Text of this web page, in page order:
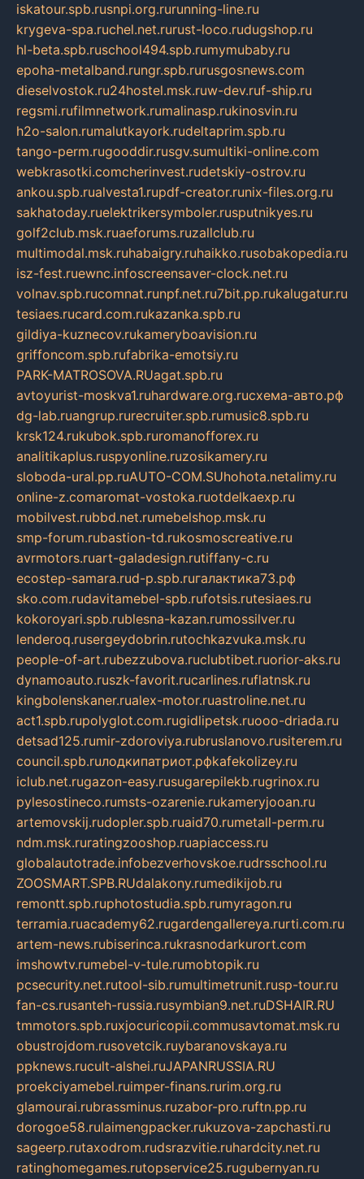
iskatour.spb.rusnpi.org.rurunning-line.ru
krygeva-spa.ruchel.net.rurust-loco.rudugshop.ru
hl-beta.spb.ruschool494.spb.rumymubaby.ru
epoha-metalband.rungr.spb.rurusgosnews.com
dieselvostok.ru24hostel.msk.ruw-dev.ruf-ship.ru
regsmi.rufilmnetwork.rumalinasp.rukinosvin.ru
h2o-salon.rumalutkayork.rudeltaprim.spb.ru
tango-perm.rugooddir.rusgv.sumultiki-online.com
webkrasotki.comcherinvest.rudetskiy-ostrov.ru
ankou.spb.rualvesta1.rupdf-creator.runix-files.org.ru
sakhatoday.ruelektrikersymboler.rusputnikyes.ru
golf2club.msk.ruaeforums.ruzallclub.ru
multimodal.msk.ruhabaigry.ruhaikko.rusobakopedia.ru
isz-fest.ruewnc.infoscreensaver-clock.net.ru
volnav.spb.rucomnat.runpf.net.ru7bit.pp.rukalugatur.ru
tesiaes.rucard.com.rukazanka.spb.ru
gildiya-kuznecov.rukameryboavision.ru
griffoncom.spb.rufabrika-emotsiy.ru
PARK-MATROSOVA.RUagat.spb.ru
avtoyurist-moskva1.ruhardware.org.ruсхема-авто.рф
dg-lab.ruangrup.rurecruiter.spb.rumusic8.spb.ru
krsk124.rukubok.spb.ruromanofforex.ru
analitikaplus.ruspyonline.ruzosikamery.ru
sloboda-ural.pp.ruAUTO-COM.SUhohota.netalimy.ru
online-z.comaromat-vostoka.ruotdelkaexp.ru
mobilvest.rubbd.net.rumebelshop.msk.ru
smp-forum.rubastion-td.rukosmoscreative.ru
avrmotors.ruart-galadesign.rutiffany-c.ru
ecostep-samara.rud-p.spb.ruгалактика73.рф
sko.com.rudavitamebel-spb.rufotsis.rutesiaes.ru
kokoroyari.spb.rublesna-kazan.rumossilver.ru
lenderoq.rusergeydobrin.rutochkazvuka.msk.ru
people-of-art.rubezzubova.ruclubtibet.ruorior-aks.ru
dynamoauto.ruszk-favorit.rucarlines.ruflatnsk.ru
kingbolenskaner.rualex-motor.ruastroline.net.ru
act1.spb.rupolyglot.com.rugidlipetsk.ruooo-driada.ru
detsad125.rumir-zdoroviya.rubruslanovo.rusiterem.ru
council.spb.ruлодкипатриот.рфkafekolizey.ru
iclub.net.rugazon-easy.rusugarepilekb.rugrinox.ru
pylesostineco.rumsts-ozarenie.rukameryjooan.ru
artemovskij.rudopler.spb.ruaid70.rumetall-perm.ru
ndm.msk.ruratingzooshop.ruapiaccess.ru
globalautotrade.infobezverhovskoe.rudrsschool.ru
ZOOSMART.SPB.RUdalakony.rumedikijob.ru
remontt.spb.ruphotostudia.spb.rumyragon.ru
terramia.ruacademy62.rugardengallereya.rurti.com.ru
artem-news.rubiserinca.rukrasnodarkurort.com
imshowtv.rumebel-v-tule.rumobtopik.ru
pcsecurity.net.rutool-sib.rumultimetrunit.rusp-tour.ru
fan-cs.rusanteh-russia.rusymbian9.net.ruDSHAIR.RU
tmmotors.spb.ruxjocuricopii.commusavtomat.msk.ru
obustrojdom.rusovetcik.ruybaranovskaya.ru
ppknews.rucult-alshei.ruJAPANRUSSIA.RU
proekciyamebel.ruimper-finans.rurim.org.ru
glamourai.rubrassminus.ruzabor-pro.ruftn.pp.ru
dorogoe58.rulaimengpacker.rukuzova-zapchasti.ru
sageerp.rutaxodrom.rudsrazvitie.ruhardcity.net.ru
ratinghomegames.rutopservice25.rugubernyan.ru